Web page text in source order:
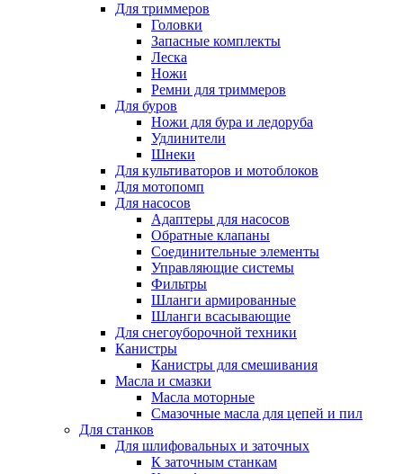
Для триммеров
Головки
Запасные комплекты
Леска
Ножи
Ремни для триммеров
Для буров
Ножи для бура и ледоруба
Удлинители
Шнеки
Для культиваторов и мотоблоков
Для мотопомп
Для насосов
Адаптеры для насосов
Обратные клапаны
Соединительные элементы
Управляющие системы
Фильтры
Шланги армированные
Шланги всасывающие
Для снегоуборочной техники
Канистры
Канистры для смешивания
Масла и смазки
Масла моторные
Смазочные масла для цепей и пил
Для станков
Для шлифовальных и заточных
К заточным станкам